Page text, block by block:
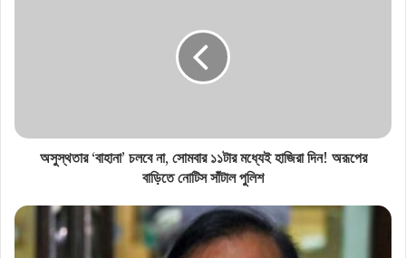
অসুস্থতার ‘বাহানা’ চলবে না, সোমবার ১১টার মধ্যেই হাজিরা দিন! অরূপের
বাড়িতে নোটিস সাঁটাল পুলিশ